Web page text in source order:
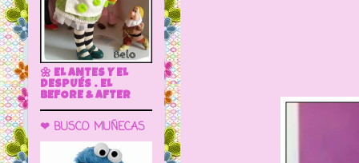
🌼 EL ANTES Y EL
DESPUÉS . EL
BEFORE & AFTER
❤ BUSCO MUÑECAS